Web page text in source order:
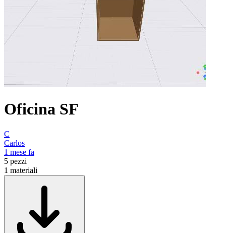
Oficina SF
C
Carlos
1 mese fa
5 pezzi
1 materiali